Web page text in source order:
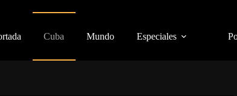
Cuba Mundo Especiales